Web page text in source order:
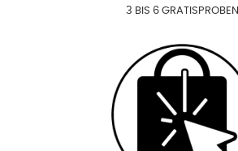
3 BIS 6 GRATISPROBEN